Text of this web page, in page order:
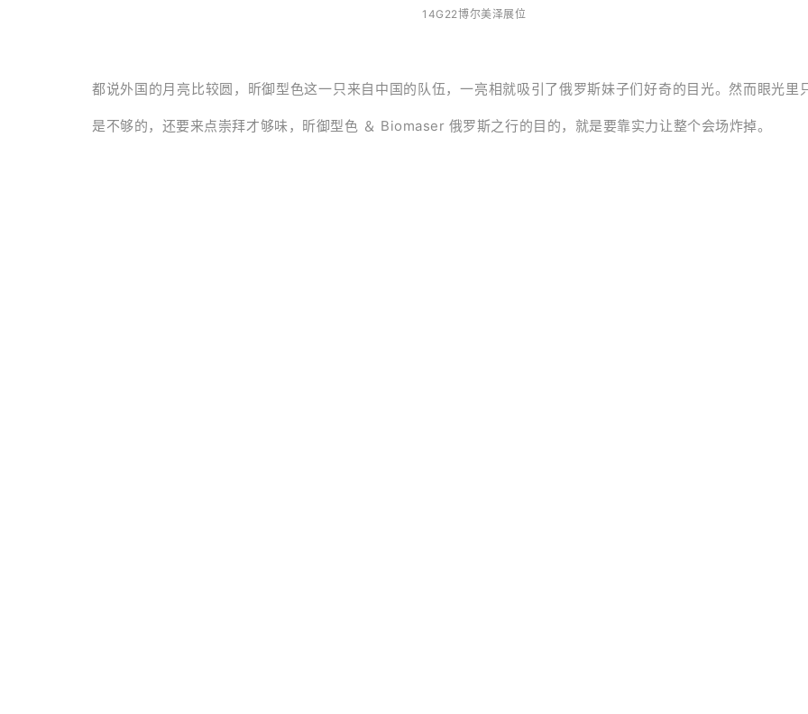
14G22博尔美泽展位
都说外国的月亮比较圆，昕御型色这一只来自中国的队伍，一亮相就吸引了俄罗斯妹子们好奇的目光。然而眼光里
是不够的，还要来点崇拜才够味，昕御型色 ＆ Biomaser 俄罗斯之行的目的，就是要靠实力让整个会场炸掉。